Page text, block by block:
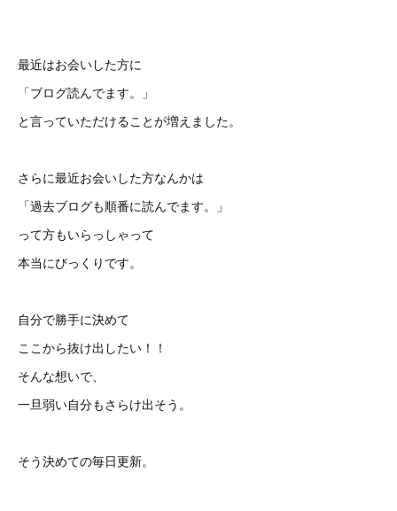
最近はお会いした方に
「ブログ読んでます。」
と言っていただけることが増えました。
さらに最近お会いした方なんかは
「過去ブログも順番に読んでます。」
って方もいらっしゃって
本当にびっくりです。
自分で勝手に決めて
ここから抜け出したい！！
そんな想いで、
一旦弱い自分もさらけ出そう。
そう決めての毎日更新。